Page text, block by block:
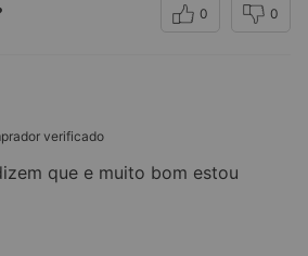
0 0
verificado
que e muito bom estou